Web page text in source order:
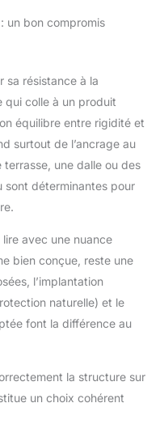
question et nous
un bon compromis
sa résistance à la
qui colle à un produit
équilibre entre rigidité et
surtout de l’ancrage au
terrasse, une dalle ou des
sont déterminantes pour
avec une nuance
bien conçue, reste une
l’implantation
naturelle) et le
font la différence au
la structure sur
un choix cohérent